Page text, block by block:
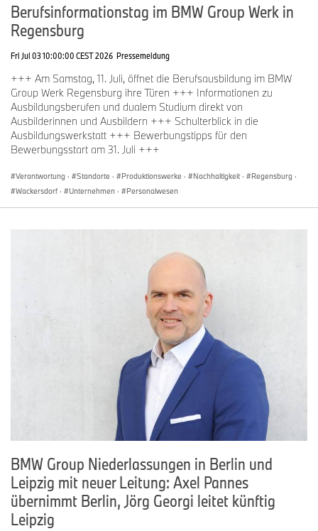
Berufsinformationstag im BMW Group Werk in
Regensburg
Fri Jul 03 10:00:00 CEST 2026 Pressemeldung
+++ Am Samstag, 11. Juli, öffnet die Berufsausbildung im BMW
Group Werk Regensburg ihre Türen +++ Informationen zu
Ausbildungsberufen und dualem Studium direkt von
Ausbilderinnen und Ausbildern +++ Schulterblick in die
Ausbildungswerkstatt +++ Bewerbungstipps für den
Bewerbungsstart am 31. Juli +++
Verantwortung · Standorte · Produktionswerke · Nachhaltigkeit · Regensburg ·
Wackersdorf · Unternehmen · Personalwesen
BMW Group Niederlassungen in Berlin und
Leipzig mit neuer Leitung: Axel Pannes
übernimmt Berlin, Jörg Georgi leitet künftig
Leipzig